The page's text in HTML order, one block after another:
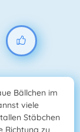
Bällchen im
viele
Stäbchen
Richtung zu